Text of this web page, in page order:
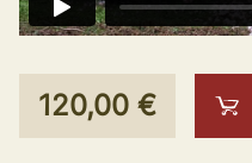
120,00 €